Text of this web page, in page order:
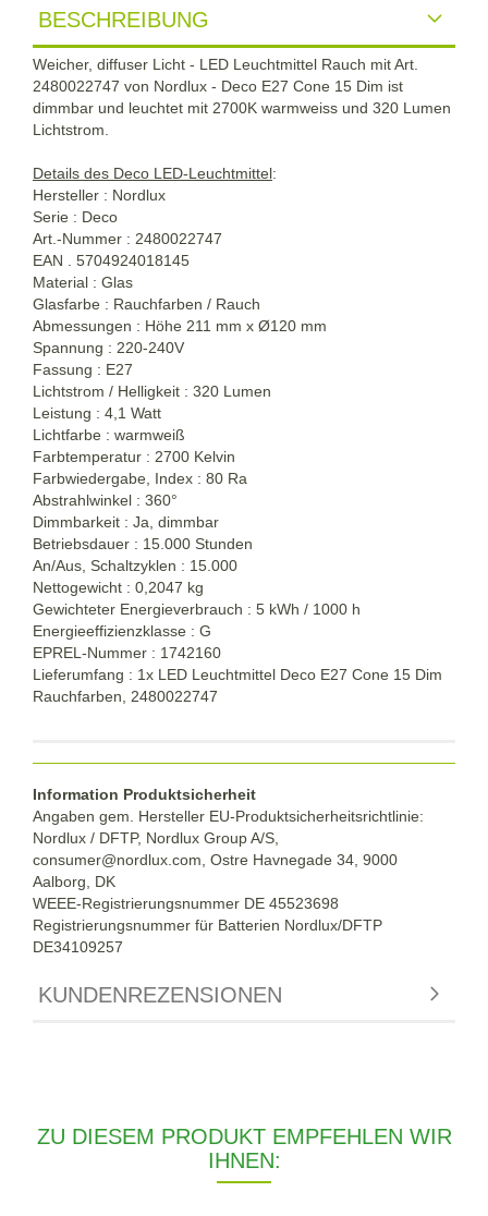
BESCHREIBUNG
Weicher, diffuser Licht - LED Leuchtmittel Rauch mit Art.
2480022747 von Nordlux - Deco E27 Cone 15 Dim ist
dimmbar und leuchtet mit 2700K warmweiss und 320 Lumen
Lichtstrom.
Details des Deco LED-Leuchtmittel:
Hersteller : Nordlux
Serie : Deco
Art.-Nummer : 2480022747
EAN . 5704924018145
Material : Glas
Glasfarbe : Rauchfarben / Rauch
Abmessungen : Höhe 211 mm x Ø120 mm
Spannung : 220-240V
Fassung : E27
Lichtstrom / Helligkeit : 320 Lumen
Leistung : 4,1 Watt
Lichtfarbe : warmweiß
Farbtemperatur : 2700 Kelvin
Farbwiedergabe, Index : 80 Ra
Abstrahlwinkel : 360°
Dimmbarkeit : Ja, dimmbar
Betriebsdauer : 15.000 Stunden
An/Aus, Schaltzyklen : 15.000
Nettogewicht : 0,2047 kg
Gewichteter Energieverbrauch : 5 kWh / 1000 h
Energieeffizienzklasse : G
EPREL-Nummer : 1742160
Lieferumfang : 1x LED Leuchtmittel Deco E27 Cone 15 Dim
Rauchfarben, 2480022747
Information Produktsicherheit
Angaben gem. Hersteller EU-Produktsicherheitsrichtlinie:
Nordlux / DFTP, Nordlux Group A/S,
consumer@nordlux.com, Ostre Havnegade 34, 9000
Aalborg, DK
WEEE-Registrierungsnummer DE 45523698
Registrierungsnummer für Batterien Nordlux/DFTP
DE34109257
KUNDENREZENSIONEN
ZU DIESEM PRODUKT EMPFEHLEN WIR
IHNEN: